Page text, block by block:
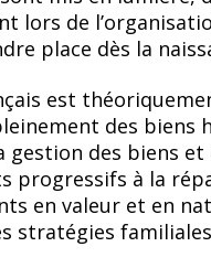
lors de
place dès la
est
des biens
gestion des biens
progressifs à la
en valeur et en
stratégies